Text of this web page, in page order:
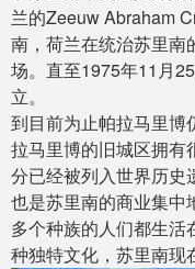
兰的Zeeuw Abraham
南，荷兰在统治苏里南
场。直至1975年11月
立。
到目前为止帕拉马里博
拉马里博的旧城区拥有
分已经被列入世界历史
也是苏里南的商业集中
多个种族的人们都生活
种独特文化，苏里南现